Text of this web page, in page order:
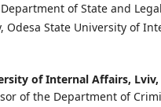
of State and
Odesa State University of
of Internal Affairs,
of the Department of